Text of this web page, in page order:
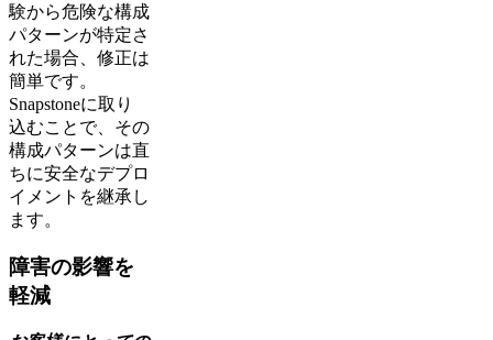
験から危険な構成
パターンが特定さ
れた場合、修正は
簡単です。
Snapstoneに取り
込むことで、その
構成パターンは直
ちに安全なデプロ
イメントを継承し
ます。
障害の影響を
軽減